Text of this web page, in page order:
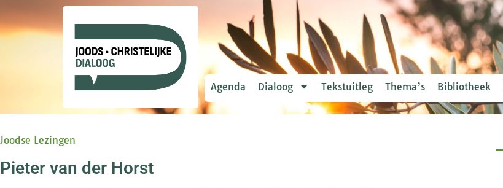
Agenda Dialoog Tekstuitleg Thema’s Bibliotheek
Joodse Lezingen
Pieter van der Horst